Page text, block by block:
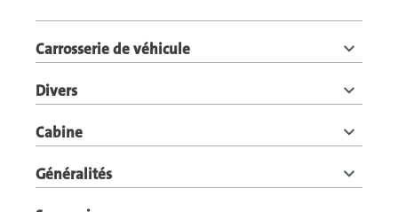
Carrosserie de véhicule
Divers
Cabine
Généralités